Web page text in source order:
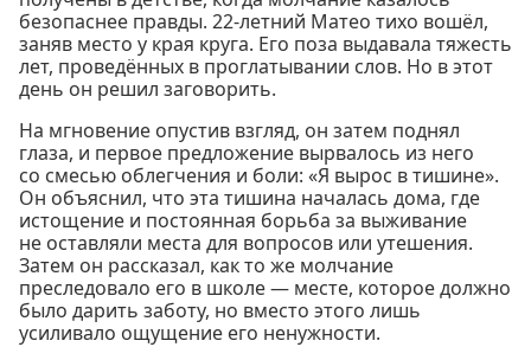
безопаснее правды. 22-летний Матео тихо вошёл,
заняв место у края круга. Его поза выдавала тяжесть
лет, проведённых в проглатывании слов. Но в этот
день он решил заговорить.
На мгновение опустив взгляд, он затем поднял
глаза, и первое предложение вырвалось из него
со смесью облегчения и боли: «Я вырос в тишине».
Он объяснил, что эта тишина началась дома, где
истощение и постоянная борьба за выживание
не оставляли места для вопросов или утешения.
Затем он рассказал, как то же молчание
преследовало его в школе — месте, которое должно
было дарить заботу, но вместо этого лишь
усиливало ощущение его ненужности.